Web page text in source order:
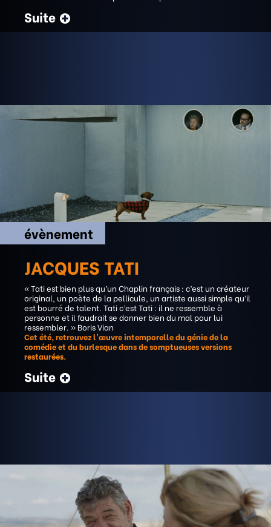
Suite
évènement
JACQUES TATI
« Tati est bien plus qu’un Chaplin français : c’est un créateur
original, un poète de la pellicule, un artiste aussi simple qu’il
est bourré de talent. Tati c’est Tati : il ne ressemble à
personne et il faudrait se donner bien du mal pour lui
ressembler. » Boris Vian
Cet été, retrouvez l’œuvre intemporelle du génie de la
comédie et du burlesque dans de somptueuses versions
restaurées.
Suite